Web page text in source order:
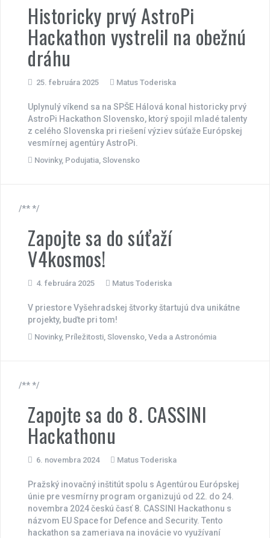
Historicky prvý AstroPi
Hackathon vystrelil na obežnú
dráhu
25. februára 2025 Matus Toderiska
Uplynulý víkend sa na SPŠE Hálová konal historicky prvý
AstroPi Hackathon Slovensko, ktorý spojil mladé talenty
z celého Slovenska pri riešení výziev súťaže Európskej
vesmírnej agentúry AstroPi.
Novinky, Podujatia Slovensko
/** */
Zapojte sa do súťaží
V4kosmos!
4. februára 2025 Matus Toderiska
V priestore Vyšehradskej štvorky štartujú dva unikátne
projekty, buďte pri tom!
Novinky, Príležitosti Slovensko Veda a Astronómia
/** */
Zapojte sa do 8. CASSINI
Hackathonu
6. novembra 2024 Matus Toderiska
Pražský inovačný inštitút spolu s Agentúrou Európskej
únie pre vesmírny program organizujú od 22. do 24.
novembra 2024 českú časť 8. CASSINI Hackathonu s
názvom EU Space for Defence and Security. Tento
hackathon sa zameriava na inovácie vo využívaní